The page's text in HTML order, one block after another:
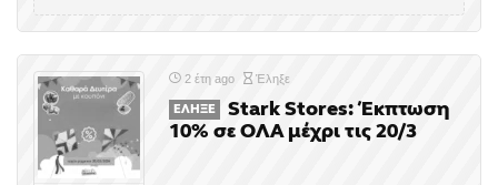
2 έτη ago Έληξε
ΈΛΗΞΕ
Stark Stores: Έκπτωση
10% σε ΟΛΑ μέχρι τις 20/3